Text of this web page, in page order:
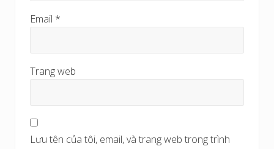
Email *
Trang web
Lưu tên của tôi, email, và trang web trong trình